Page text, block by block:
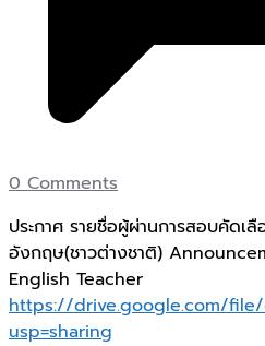
0 Comments
ประกาศ รายชื่อผู้ผ่านการสอบคัดเ
อังกฤษ(ชาวต่างชาติ)
English Teacher
https://drive.google.com/file/
usp=sharing